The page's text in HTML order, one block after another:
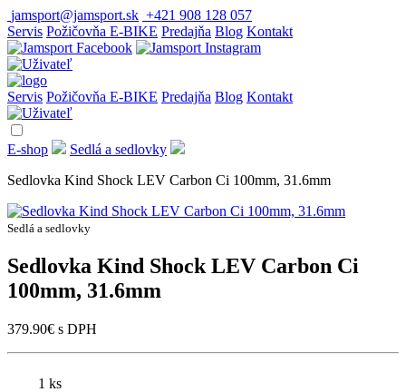
jamsport@jamsport.sk +421 908 128 057
Servis Požičovňa E-BIKE Predajňa Blog Kontakt
Servis Požičovňa E-BIKE Predajňa Blog Kontakt
E-shop
Sedlá a sedlovky
Sedlovka Kind Shock LEV Carbon Ci 100mm, 31.6mm
Sedlá a sedlovky
Sedlovka Kind Shock LEV Carbon Ci
100mm, 31.6mm
379.90€ s DPH
1 ks